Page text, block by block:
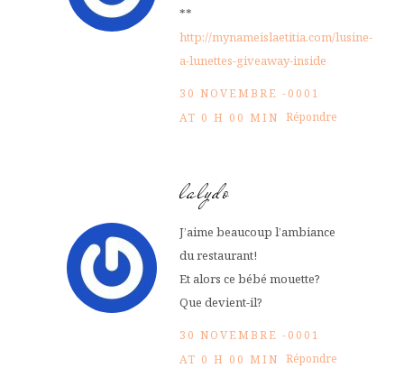
**
http://mynameislaetitia.com/lusine-
a-lunettes-giveaway-inside
30 NOVEMBRE -0001
AT 0 H 00 MIN Répondre
lalydo
J’aime beaucoup l’ambiance
du restaurant!
Et alors ce bébé mouette?
Que devient-il?
30 NOVEMBRE -0001
AT 0 H 00 MIN Répondre